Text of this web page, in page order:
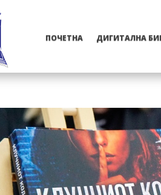
ПОЧЕТНА ДИГИТАЛНА